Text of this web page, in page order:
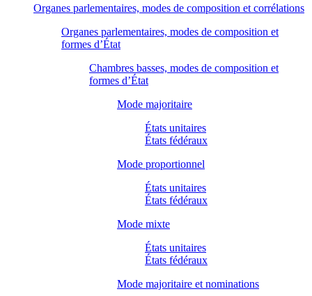
Organes parlementaires, modes de composition et corrélations
Organes parlementaires, modes de composition et
formes d’État
Chambres basses, modes de composition et
formes d’État
Mode majoritaire
États unitaires
États fédéraux
Mode proportionnel
États unitaires
États fédéraux
Mode mixte
États unitaires
États fédéraux
Mode majoritaire et nominations